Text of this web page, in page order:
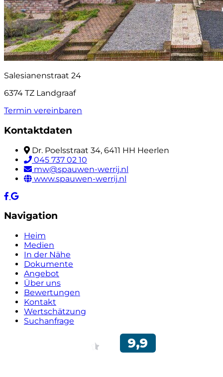
Salesianenstraat 24
6374 TZ Landgraaf
Termin vereinbaren
Kontaktdaten
Dr. Poelsstraat 34, 6411 HH Heerlen
045 737 02 10
mw@spauwen-werrij.nl
www.spauwen-werrij.nl
Navigation
Heim
Medien
In der Nähe
Dokumente
Angebot
Über uns
Bewertungen
Kontakt
Wertschätzung
Suchanfrage